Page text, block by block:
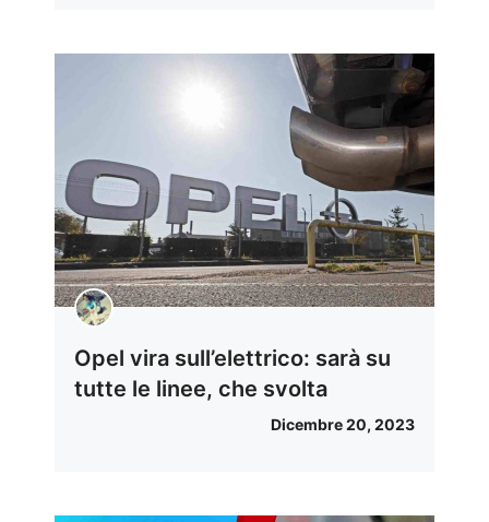
Opel vira sull’elettrico: sarà su
tutte le linee, che svolta
Dicembre 20, 2023